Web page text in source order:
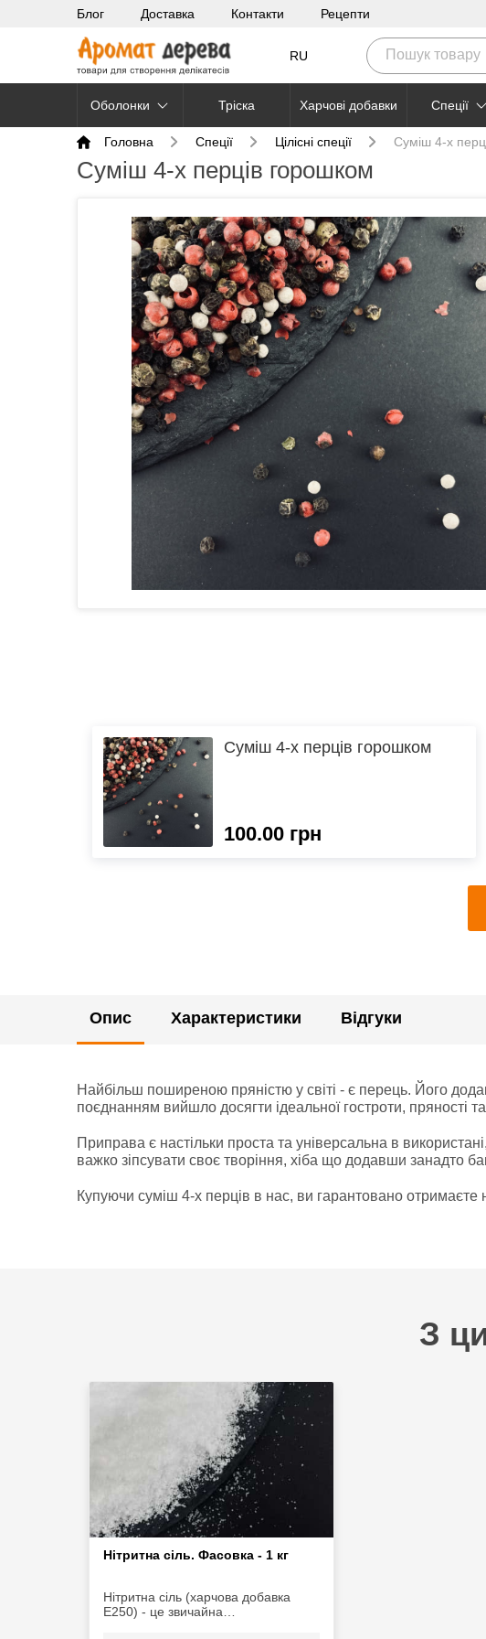
Блог Доставка Контакти Рецепти
RU
Оболонки Тріска Харчові добавки Cпеції
Головна Cпеції Цілісні спеції Суміш 4-х
Суміш 4-х перців горошком
Суміш 4-х перців горошком
100.00 грн
Опис Характеристики Відгуки
Найбільш поширеною пряністю у світі - є перець. Його
поєднанням вийшло досягти ідеальної гостроти, пряності
Приправа є настільки проста та універсальна в
важко зіпсувати своє творіння, хіба що додавши занадто
Купуючи суміш 4-х перців в нас, ви гарантовано отримаєте
З
Нітритна сіль. Фасовка - 1 кг
Нітритна сіль (харчова добавка
Е250) - це звичайна